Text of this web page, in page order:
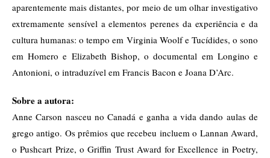
aparentemente mais distantes, por meio de um olhar investigativo
extremamente sensível a elementos perenes da experiência e da
cultura humanas: o tempo em Virginia Woolf e Tucídides, o sono
em Homero e Elizabeth Bishop, o documental em Longino e
Antonioni, o intraduzível em Francis Bacon e Joana D’Arc.
Sobre a autora:
Anne Carson nasceu no Canadá e ganha a vida dando aulas de
grego antigo. Os prêmios que recebeu incluem o Lannan Award,
o Pushcart Prize, o Griffin Trust Award for Excellence in Poetry,